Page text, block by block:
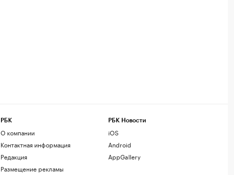
РБК
О компании
Контактная информация
Редакция
Размещение рекламы
РБК Новости
iOS
Android
AppGallery